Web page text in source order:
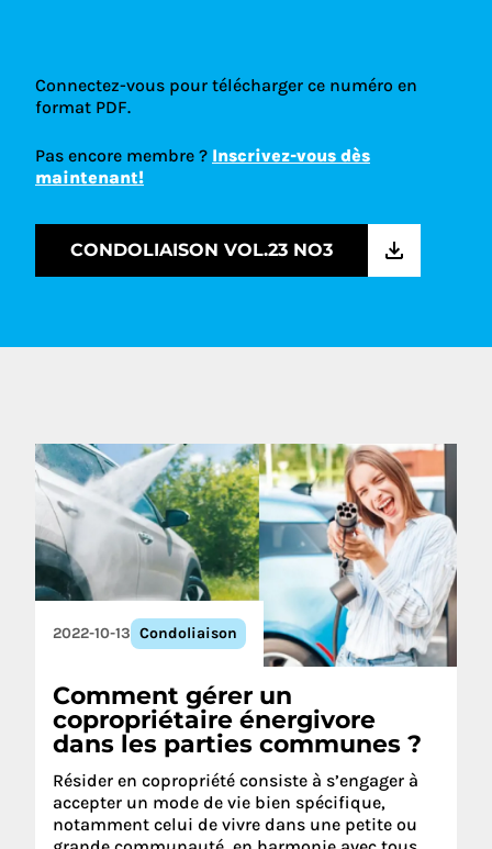
Connectez-vous pour télécharger ce numéro en
format PDF.
Pas encore membre ? Inscrivez-vous dès
maintenant!
CONDOLIAISON VOL.23 NO3
2022-10-13 Condoliaison
Comment gérer un
copropriétaire énergivore
dans les parties communes ?
Résider en copropriété consiste à s’engager à
accepter un mode de vie bien spécifique,
notamment celui de vivre dans une petite ou